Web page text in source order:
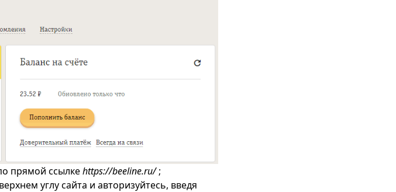
прямой ссылкеhttps://beeline.ru/;
углу сайта и авторизуйтесь, введя